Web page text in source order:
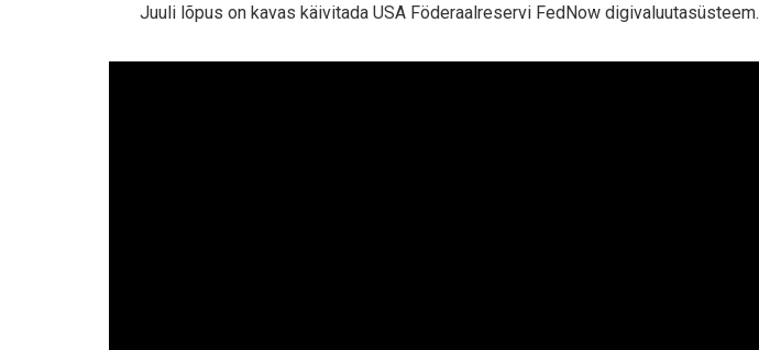
Juuli lõpus on kavas käivitada USA Föderaalreservi FedNow digivaluutasüsteem.